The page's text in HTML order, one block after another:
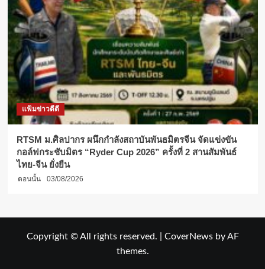
แฟ้มข่าวดีดี
RTSM ม.ศิลปากร ผนึกกำลังสถาบันพันธมิตรจีน จัดแข่งขัน
กอล์ฟกระชับมิตร “Ryder Cup 2026” ครั้งที่ 2 สานสัมพันธ์
ไทย-จีน ยั่งยืน
ตอนนั้น 03/08/2026
Copyright © All rights reserved. CoverNewsby AF
themes.